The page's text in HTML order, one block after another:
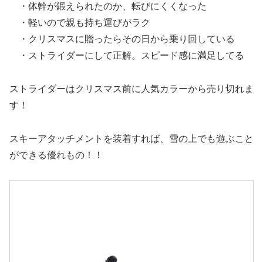
・体幹が鍛えられたのか、転びにくくなった
・軽いので親も持ち運びがラク
・クリスマスに贈ったらその日から乗り回している
・ストライダーにして正解。スピード感に満足してる
ストライダーはクリスマス前に人気カラーから売り切れま
す！
スキーアタッチメントを装着すれば、雪の上でも遊ぶこと
ができる優れもの！！